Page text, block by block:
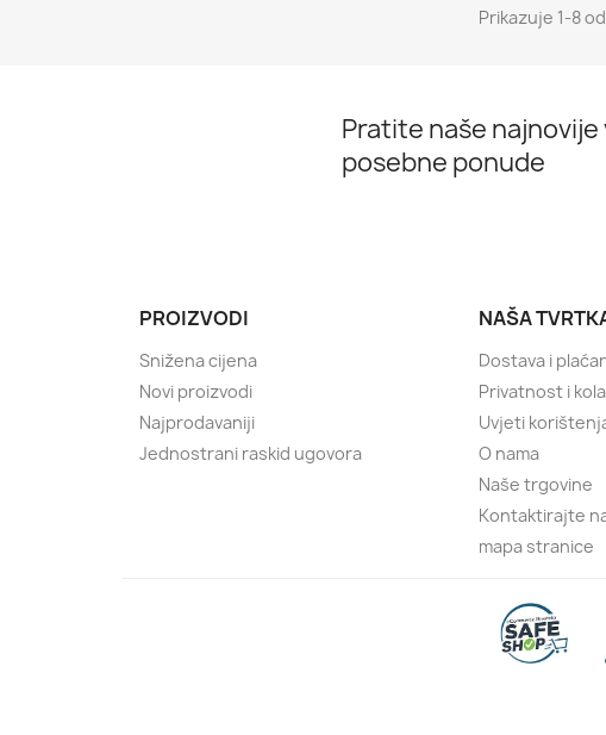
Prikazuje 1-8
Pratite naše najnovije
posebne ponude
PROIZVODI
Snižena cijena
Novi proizvodi
Najprodavaniji
Jednostrani raskid ugovora
NAŠA
Dostava i
Privatnost i
Uvjeti
O nama
Naše trgovine
Kontaktirajte
mapa stranice